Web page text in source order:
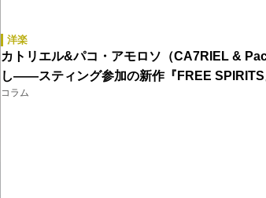
洋楽
カトリエル&パコ・アモロソ（CA7RIEL &
し――スティング参加の新作『FREE SPIRITS
コラム